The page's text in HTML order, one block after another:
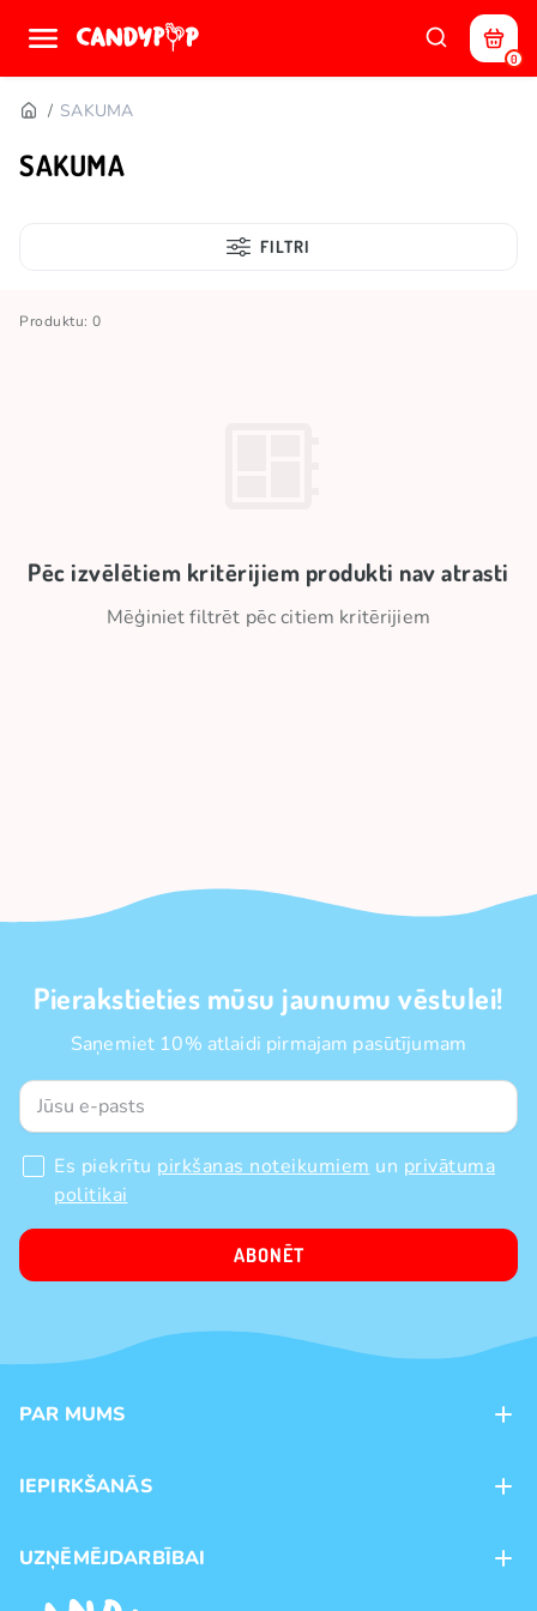
0
SAKUMA
SAKUMA
FILTRI
Produktu: 0
Pēc izvēlētiem kritērijiem produkti nav atrasti
Mēģiniet filtrēt pēc citiem kritērijiem
Pierakstieties mūsu jaunumu vēstulei!
Saņemiet 10% atlaidi pirmajam pasūtījumam
Es piekrītu pirkšanas noteikumiem un privātuma
politikai
ABONĒT
PAR MUMS
Veikali
Preču zīmoli
IEPIRKŠANĀS
Piegāde
UZŅĒMĒJDARBĪBAI
Franšīze